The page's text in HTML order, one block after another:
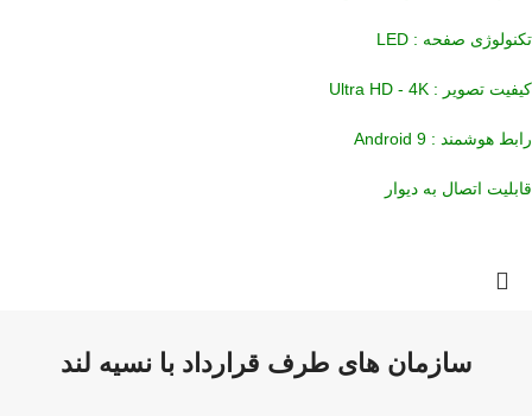
تکنولوژی صفحه : LED
کیفیت تصویر : Ultra HD - 4K
رابط هوشمند : Android 9
قابلیت اتصال به دیوار
سازمان های طرف قرارداد با نسیه لند